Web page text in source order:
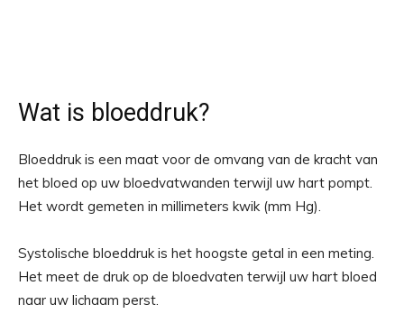
Wat is bloeddruk?
Bloeddruk is een maat voor de omvang van de kracht van
het bloed op uw bloedvatwanden terwijl uw hart pompt.
Het wordt gemeten in millimeters kwik (mm Hg).
Systolische bloeddruk is het hoogste getal in een meting.
Het meet de druk op de bloedvaten terwijl uw hart bloed
naar uw lichaam perst.